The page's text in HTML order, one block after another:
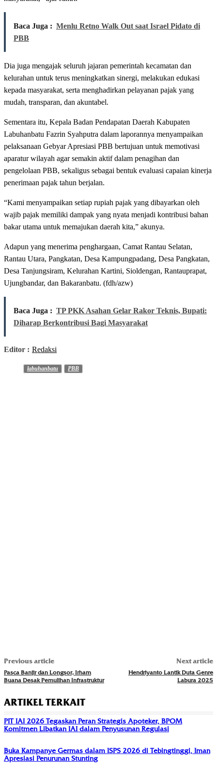
Baca Juga : Menlu Retno Walk Out saat Israel Pidato di
PBB
Dia juga mengajak seluruh jajaran pemerintah kecamatan dan
kelurahan untuk terus meningkatkan sinergi, melakukan edukasi
kepada masyarakat, serta menghadirkan pelayanan pajak yang
mudah, transparan, dan akuntabel.
Sementara itu, Kepala Badan Pendapatan Daerah Kabupaten
Labuhanbatu Fazrin Syahputra dalam laporannya menyampaikan
pelaksanaan Gebyar Apresiasi PBB bertujuan untuk memotivasi
aparatur wilayah agar semakin aktif dalam penagihan dan
pengelolaan PBB, sekaligus sebagai bentuk evaluasi capaian kinerja
penerimaan pajak tahun berjalan.
“Kami menyampaikan setiap rupiah pajak yang dibayarkan oleh
wajib pajak memiliki dampak yang nyata menjadi kontribusi bahan
bakar utama untuk memajukan daerah kita,” akunya.
Adapun yang menerima penghargaan, Camat Rantau Selatan,
Rantau Utara, Pangkatan, Desa Kampungpadang, Desa Pangkatan,
Desa Tanjungsiram, Kelurahan Kartini, Sioldengan, Rantauprapat,
Ujungbandar, dan Bakaranbatu. (fdh/azw)
Baca Juga : TP PKK Asahan Gelar Rakor Teknis, Bupati:
Diharap Berkontribusi Bagi Masyarakat
Editor : Redaksi
labuhanbatu PBB
Previous article
Pasca Banjir dan Longsor, Irham
Buana Desak Pemulihan Infrastruktur
Next article
Hendriyanto Lantik Duta Genre
Labura 2025
ARTIKEL TERKAIT
PIT IAI 2026 Tegaskan Peran Strategis Apoteker, BPOM
Komitmen Libatkan IAI dalam Penyusunan Regulasi
Buka Kampanye Germas dalam ISPS 2026 di Tebingtinggi, Iman
Apresiasi Penurunan Stunting